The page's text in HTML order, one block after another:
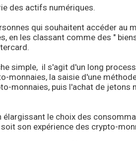
des actifs numériques.
qui souhaitent accéder au
en les classant comme des "
simple, il s'agit d'un long
monnaies, la saisie d'une
monnaies, puis l'achat de jetons
le choix des
son expérience des crypto-